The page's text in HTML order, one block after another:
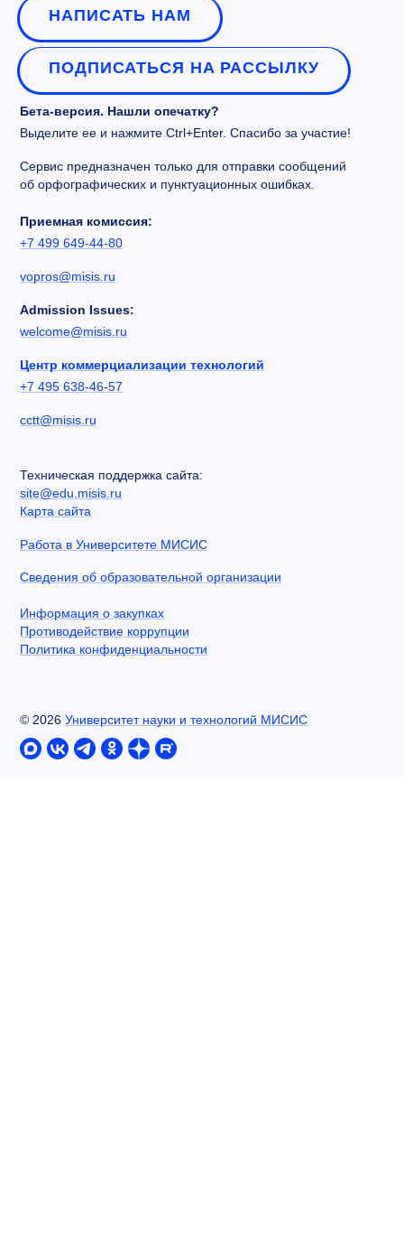
НАПИСАТЬ НАМ
ПОДПИСАТЬСЯ НА РАССЫЛКУ
Бета-версия. Нашли опечатку?
Выделите ее и нажмите Ctrl+Enter. Спасибо за участие!
Сервис предназначен только для отправки сообщений
об орфографических и пунктуационных ошибках.
Приемная комиссия:
+7 499 649-44-80
vopros@misis.ru
Admission Issues:
welcome@misis.ru
Центр коммерциализации технологий
+7 495 638-46-57
cctt@misis.ru
Техническая поддержка сайта:
site@edu.misis.ru
Карта сайта
Работа в Университете МИСИС
Сведения об образовательной организации
Информация о закупках
Противодействие коррупции
Политика конфиденциальности
© 2026 Университет науки и технологий МИСИС